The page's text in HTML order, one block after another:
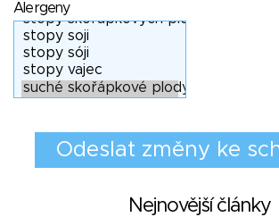
Alergeny
Nejnovější články